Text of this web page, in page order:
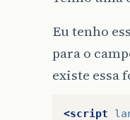
Eu tenho
para o
existe essa
<script